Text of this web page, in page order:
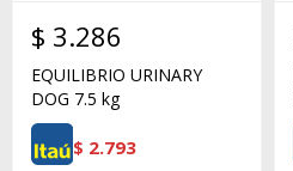
$ 3.286
EQUILIBRIO URINARY
DOG 7.5 kg
$ 2.793